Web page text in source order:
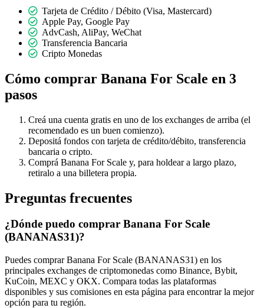
Tarjeta de Crédito / Débito (Visa, Mastercard)
Apple Pay, Google Pay
AdvCash, AliPay, WeChat
Transferencia Bancaria
Cripto Monedas
Cómo comprar Banana For Scale en 3
pasos
Creá una cuenta gratis en uno de los exchanges de arriba (el
recomendado es un buen comienzo).
Depositá fondos con tarjeta de crédito/débito, transferencia
bancaria o cripto.
Comprá Banana For Scale y, para holdear a largo plazo,
retiralo a una billetera propia.
Preguntas frecuentes
¿Dónde puedo comprar Banana For Scale
(BANANAS31)?
Puedes comprar Banana For Scale (BANANAS31) en los
principales exchanges de criptomonedas como Binance, Bybit,
KuCoin, MEXC y OKX. Compara todas las plataformas
disponibles y sus comisiones en esta página para encontrar la mejor
opción para tu región.